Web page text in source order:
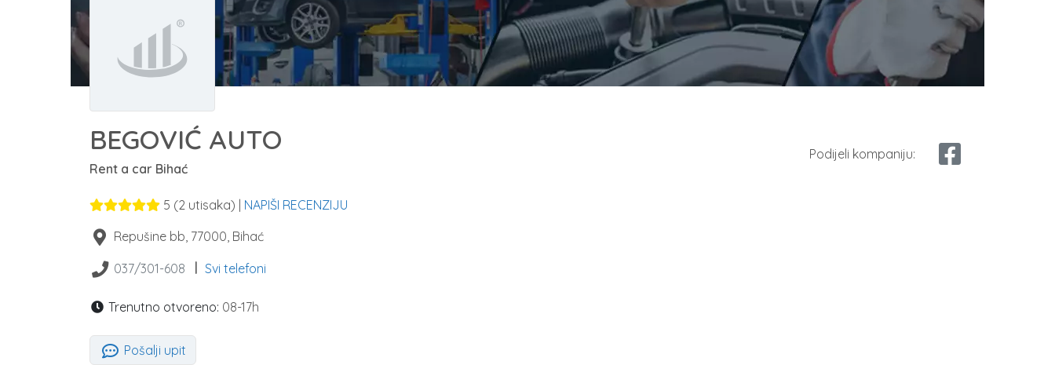
BEGOVIĆ AUTO
Rent a car Bihać
Podijeli kompaniju:
5 (2 utisaka) | NAPIŠI RECENZIJU
Repušine bb, 77000, Bihać
037/301-608 Svi telefoni
Trenutno otvoreno: 08-17h
Pošalji upit